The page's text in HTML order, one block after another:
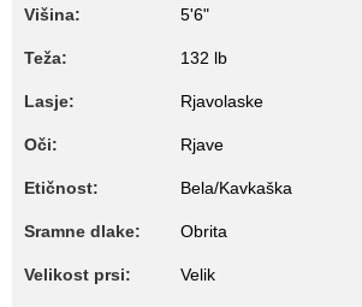
Višina: 5'6"
Teža: 132 lb
Lasje: Rjavolaske
Oči: Rjave
Etičnost: Bela/Kavkaška
Sramne dlake: Obrita
Velikost prsi: Velik